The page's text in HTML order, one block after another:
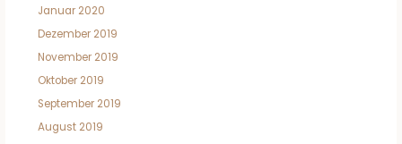
Januar 2020
Dezember 2019
November 2019
Oktober 2019
September 2019
August 2019